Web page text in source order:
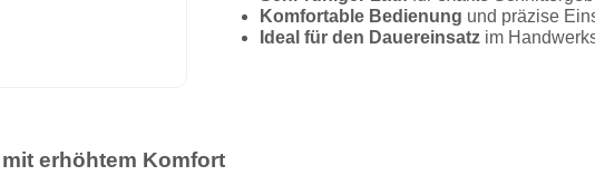
Komfortable Bedienung und präzise
Ideal für den Dauereinsatzim
erhöhtem Komfort